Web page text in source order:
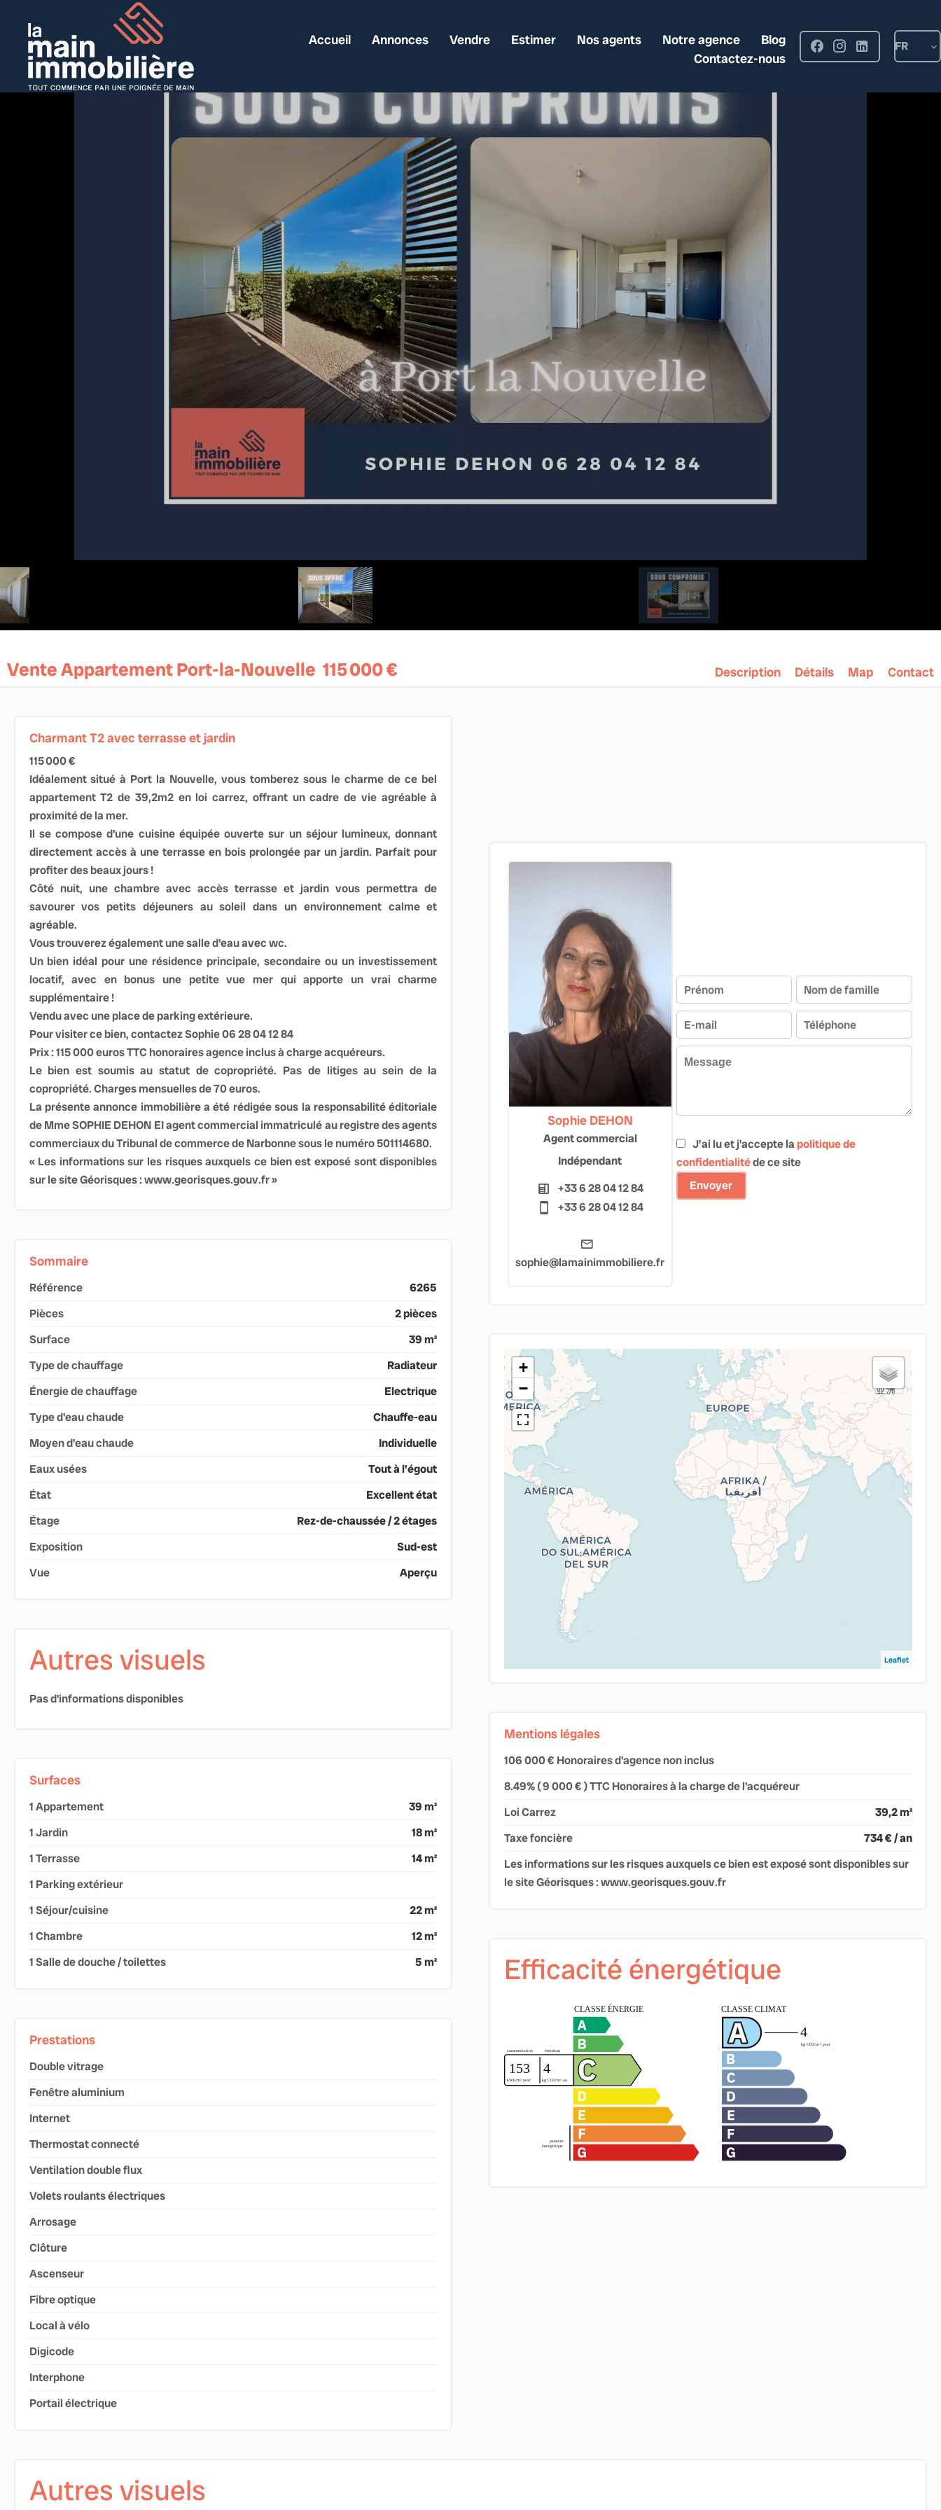
Accueil Annonces Vendre Estimer Nos agents Notre agence
Blog
Contactez-nous
FR
Vente Appartement Port-la-Nouvelle 115 000 € Description Détails Map Contact
Charmant T2 avec terrasse et jardin
115 000 €
Idéalement situé à Port la Nouvelle, vous tomberez sous le charme de ce bel
appartement T2 de 39,2m2 en loi carrez, offrant un cadre de vie agréable à
proximité de la mer.
Il se compose d'une cuisine équipée ouverte sur un séjour lumineux, donnant
directement accès à une terrasse en bois prolongée par un jardin. Parfait pour
profiter des beaux jours !
Côté nuit, une chambre avec accès terrasse et jardin vous permettra de
savourer vos petits déjeuners au soleil dans un environnement calme et
agréable.
Vous trouverez également une salle d'eau avec wc.
Un bien idéal pour une résidence principale, secondaire ou un investissement
locatif, avec en bonus une petite vue mer qui apporte un vrai charme
supplémentaire !
Vendu avec une place de parking extérieure.
Pour visiter ce bien, contactez Sophie 06 28 04 12 84
Prix : 115 000 euros TTC honoraires agence inclus à charge acquéreurs.
Le bien est soumis au statut de copropriété. Pas de litiges au sein de la
copropriété. Charges mensuelles de 70 euros.
La présente annonce immobilière a été rédigée sous la responsabilité éditoriale
de Mme SOPHIE DEHON EI agent commercial immatriculé au registre des agents
commerciaux du Tribunal de commerce de Narbonne sous le numéro 501114680.
« Les informations sur les risques auxquels ce bien est exposé sont disponibles
sur le site Géorisques : www.georisques.gouv.fr »
Sommaire
Référence
6265
Pièces
2 pièces
Surface
39 m²
Type de chauffage
Radiateur
Énergie de chauffage
Electrique
Type d'eau chaude
Chauffe-eau
Moyen d'eau chaude
Individuelle
Eaux usées
Tout à l'égout
État
Excellent état
Étage
Rez-de-chaussée / 2 étages
Exposition
Sud-est
Vue
Aperçu
Autres visuels
Pas d'informations disponibles
Surfaces
1 Appartement
39 m²
1 Jardin
18 m²
1 Terrasse
14 m²
1 Parking extérieur
1 Séjour/cuisine
22 m²
1 Chambre
12 m²
1 Salle de douche / toilettes
5 m²
Prestations
Double vitrage
Fenêtre aluminium
Internet
Thermostat connecté
Ventilation double flux
Volets roulants électriques
Arrosage
Clôture
Ascenseur
Fibre optique
Local à vélo
Digicode
Interphone
Portail électrique
Sophie DEHON
Agent commercial
Indépendant
+33 6 28 04 12 84
+33 6 28 04 12 84
sophie@lamainimmobiliere.fr
J’ai lu et j'accepte lapolitique de
confidentialitéde ce site
Envoyer
+
−
Leaflet
Mentions légales
106 000 € Honoraires d'agence non inclus
8.49% ( 9 000 € ) TTC Honoraires à la charge de l'acquéreur
Loi Carrez
39,2 m²
Taxe foncière
734 € / an
Les informations sur les risques auxquels ce bien est exposé sont disponibles sur
le site Géorisques : www.georisques.gouv.fr
Efficacité énergétique
Autres visuels